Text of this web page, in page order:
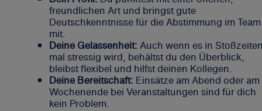
freundlichen Art und bringst gute
Deutschkenntnisse für die Abstimmung im Team
mit.
Deine Gelassenheit: Auch wenn es in
mal stressig wird, behältst du den Überblick,
bleibst flexibel und hilfst deinen Kollegen.
Deine Bereitschaft: Einsätze am Abend oder am
Wochenende bei Veranstaltungen sind für dich
kein Problem.